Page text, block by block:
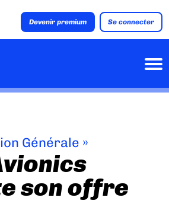
Devenir premium Se connecter
Générale »
son offre